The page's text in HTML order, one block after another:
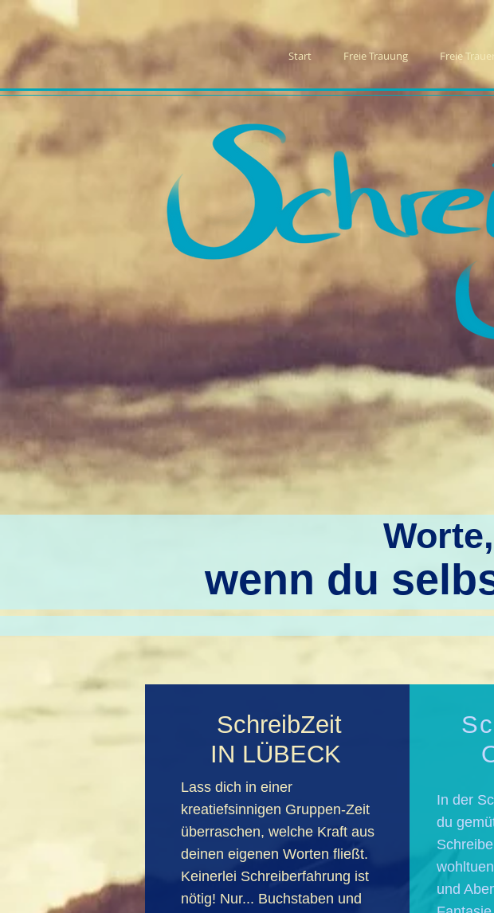
Start Freie Trauung Freie
wenn du
SchreibZeit
IN LÜBECK
Lass dich in einer
kreatiefsinnigen Gruppen-Zeit
überraschen, welche Kraft aus
deinen eigenen Worten fließt.
Keinerlei Schreiberfahrung ist
nötig! Nur... Buchstaben und
In der
du
und